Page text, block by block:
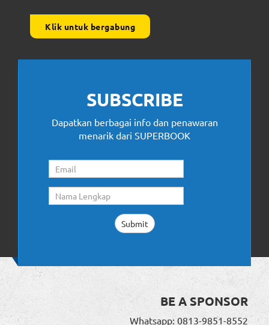
Klik untuk bergabung
SUBSCRIBE
Dapatkan berbagai info dan penawaran
menarik dari SUPERBOOK
BE A SPONSOR
Whatsapp: 0813-9851-8552